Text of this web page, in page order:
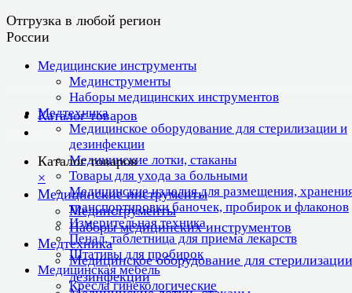
Отгрузка в любой регион
России
Медицинские инструменты
Мединструменты
Наборы медицинских инструментов
Медтехника
Медицинское оборудование для стерилизации и
дезинфекции
Медицинские лотки, стаканы
Товары для ухода за больными
Медицинские изделия для размещения,
транспортировки баночек, пробирок и флаконов
Измерительная техника
Пенал, таблетница для приема лекарств
Штативы для пробирок
Медицинская мебель
Кресла гинекологические
Каталог товаров
Каталог товаров
×
Медицинские инструменты
Мединструменты
Наборы медицинских инструментов
Медтехника
Медицинское оборудование для
дезинфекции